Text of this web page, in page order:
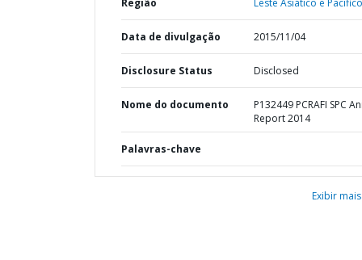
Região Leste Asiático e
Data de divulgação 2015/11/04
Disclosure Status Disclosed
Nome do documento
P132449 PCRAFI SPC
Report 2014
Palavras-chave
Exibir mais